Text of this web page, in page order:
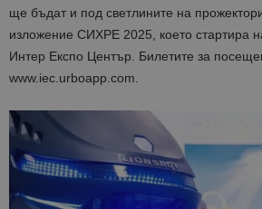
ще бъдат и под светлините на
изложение СИХРЕ 2025, което стартира
Интер Експо Център. Билетите за
www.iec.urboapp.com.